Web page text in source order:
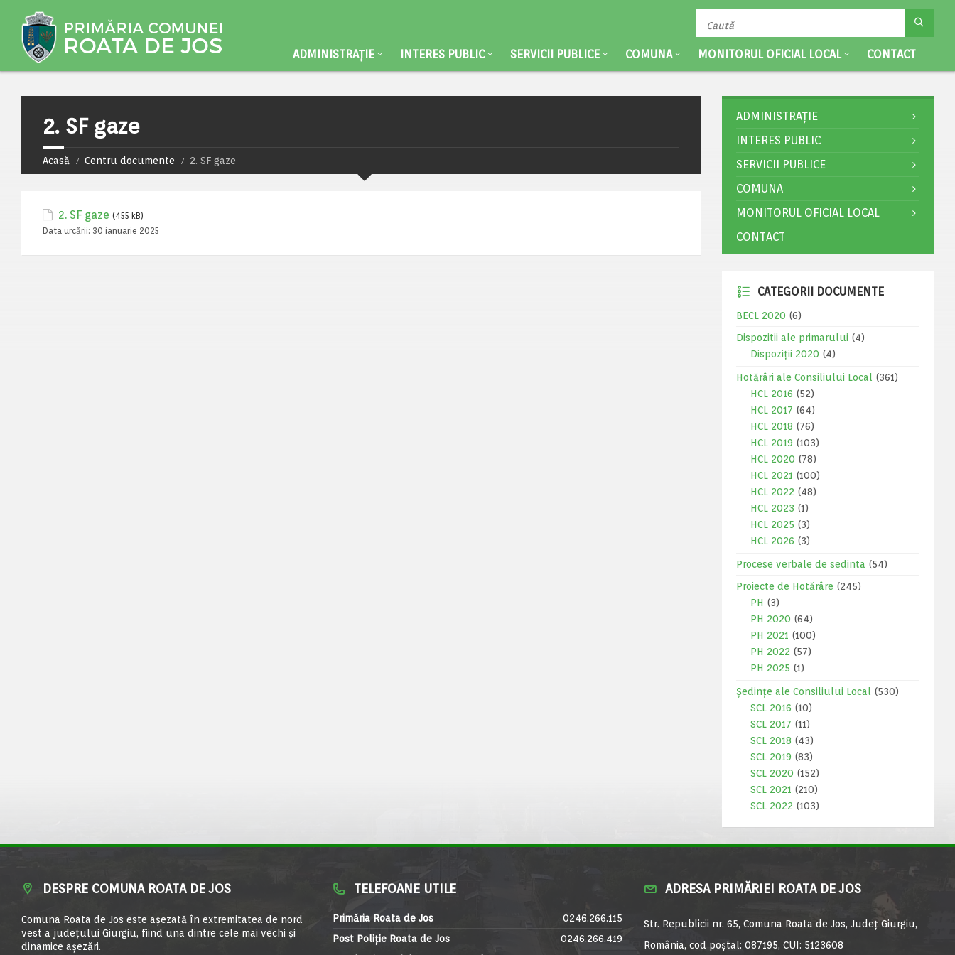
ADMINISTRAȚIE INTERES PUBLIC SERVICII PUBLICE COMUNA MONITORUL OFICIAL LOCAL CONTACT
2. SF gaze
Acasă Centru documente 2. SF gaze
2. SF gaze (455 kB)
Data urcării: 30 ianuarie 2025
ADMINISTRAȚIE
INTERES PUBLIC
SERVICII PUBLICE
COMUNA
MONITORUL OFICIAL LOCAL
CONTACT
CATEGORII DOCUMENTE
BECL 2020 (6)
Dispozitii ale primarului (4)
Dispoziții 2020 (4)
Hotărâri ale Consiliului Local
(361)
HCL 2016 (52)
HCL 2017 (64)
HCL 2018 (76)
HCL 2019 (103)
HCL 2020 (78)
HCL 2021 (100)
HCL 2022 (48)
HCL 2023 (1)
HCL 2025 (3)
HCL 2026 (3)
Procese verbale de sedinta (54)
Proiecte de Hotărâre (245)
PH (3)
PH 2020 (64)
PH 2021 (100)
PH 2022 (57)
PH 2025 (1)
Ședințe ale Consiliului Local
(530)
SCL 2016 (10)
SCL 2017 (11)
SCL 2018 (43)
SCL 2019 (83)
SCL 2020 (152)
SCL 2021 (210)
SCL 2022 (103)
DESPRE COMUNA ROATA DE JOS
Comuna Roata de Jos este aşezată în extremitatea de nord
vest a judeţului Giurgiu, fiind una dintre cele mai vechi şi
dinamice aşezări.
TELEFOANE UTILE
Primăria Roata de Jos
0246.266.115
Post Poliție Roata de Jos
0246.266.419
ADRESA PRIMĂRIEI ROATA DE JOS
Str. Republicii nr. 65, Comuna Roata de Jos, Județ Giurgiu,
România, cod poștal: 087195, CUI: 5123608